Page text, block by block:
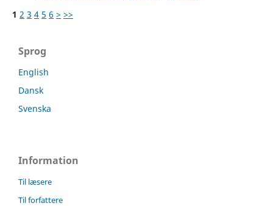
1 2 3 4 5 6 > >>
Sprog
English
Dansk
Svenska
Information
Til læsere
Til forfattere